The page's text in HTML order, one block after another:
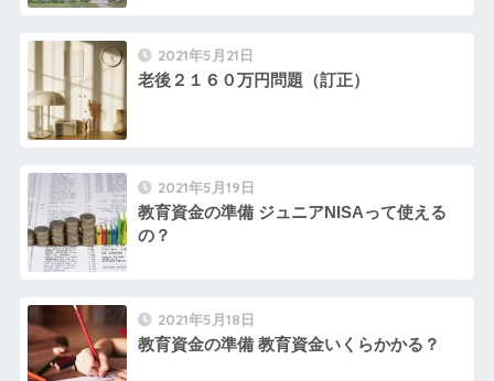
2021年5月21日
老後２１６０万円問題（訂正）
2021年5月19日
教育資金の準備 ジュニアNISAって使える
の？
2021年5月18日
教育資金の準備 教育資金いくらかかる？